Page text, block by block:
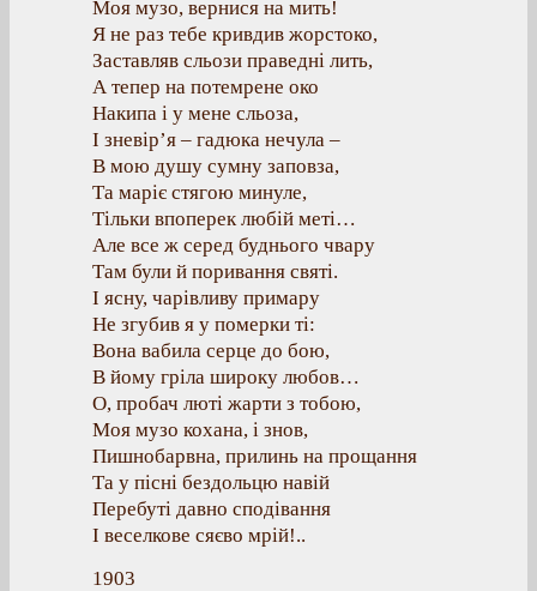
Моя музо, вернися на мить!
Я не раз тебе кривдив жорстоко,
Заставляв сльози праведні лить,
А тепер на потемрене око
Накипа і у мене сльоза,
І зневір’я – гадюка нечула –
В мою душу сумну заповза,
Та маріє стягою минуле,
Тільки впоперек любій меті…
Але все ж серед буднього чвару
Там були й поривання святі.
І ясну, чарівливу примару
Не згубив я у померки ті:
Вона вабила серце до бою,
В йому гріла широку любов…
О, пробач люті жарти з тобою,
Моя музо кохана, і знов,
Пишнобарвна, прилинь на прощання
Та у пісні бездольцю навій
Перебуті давно сподівання
І веселкове сяєво мрій!..
1903